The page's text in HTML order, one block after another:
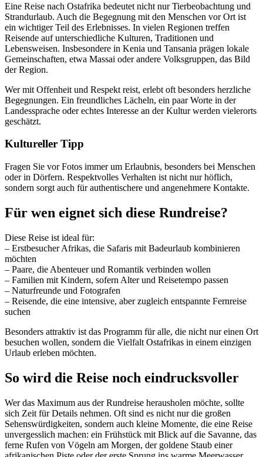
Eine Reise nach Ostafrika bedeutet nicht nur Tierbeobachtung und
Strandurlaub. Auch die Begegnung mit den Menschen vor Ort ist
ein wichtiger Teil des Erlebnisses. In vielen Regionen treffen
Reisende auf unterschiedliche Kulturen, Traditionen und
Lebensweisen. Insbesondere in Kenia und Tansania prägen lokale
Gemeinschaften, etwa Massai oder andere Volksgruppen, das Bild
der Region.
Wer mit Offenheit und Respekt reist, erlebt oft besonders herzliche
Begegnungen. Ein freundliches Lächeln, ein paar Worte in der
Landessprache oder echtes Interesse an der Kultur werden vielerorts
geschätzt.
Kultureller Tipp
Fragen Sie vor Fotos immer um Erlaubnis, besonders bei Menschen
oder in Dörfern. Respektvolles Verhalten ist nicht nur höflich,
sondern sorgt auch für authentischere und angenehmere Kontakte.
Für wen eignet sich diese Rundreise?
Diese Reise ist ideal für:
– Erstbesucher Afrikas, die Safaris mit Badeurlaub kombinieren
möchten
– Paare, die Abenteuer und Romantik verbinden wollen
– Familien mit Kindern, sofern Alter und Reisetempo passen
– Naturfreunde und Fotografen
– Reisende, die eine intensive, aber zugleich entspannte Fernreise
suchen
Besonders attraktiv ist das Programm für alle, die nicht nur einen Ort
besuchen wollen, sondern die Vielfalt Ostafrikas in einem einzigen
Urlaub erleben möchten.
So wird die Reise noch eindrucksvoller
Wer das Maximum aus der Rundreise herausholen möchte, sollte
sich Zeit für Details nehmen. Oft sind es nicht nur die großen
Sehenswürdigkeiten, sondern auch kleine Momente, die eine Reise
unvergesslich machen: ein Frühstück mit Blick auf die Savanne, das
ferne Rufen von Vögeln am Morgen, der goldene Staub einer